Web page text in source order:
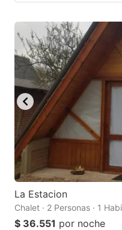
La Estacion
Chalet · 2 Personas · 1
$ 36.551 por noche